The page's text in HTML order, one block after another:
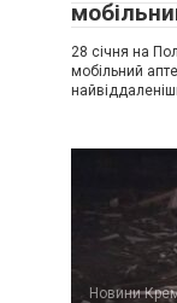
28 січня на
мобільний
Новини